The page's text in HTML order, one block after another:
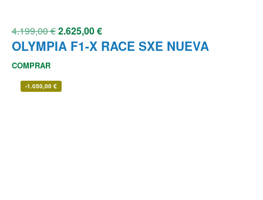
4.199,00€2.625,00€
OLYMPIA F1-X RACE SXE NUEVA
COMPRAR
-1.050,00 €